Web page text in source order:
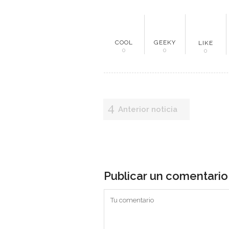
COOL
0
GEEKY
0
LIKE
0
Anterior noticia
Publicar un comentario
Es una revista digital ecuatoriana